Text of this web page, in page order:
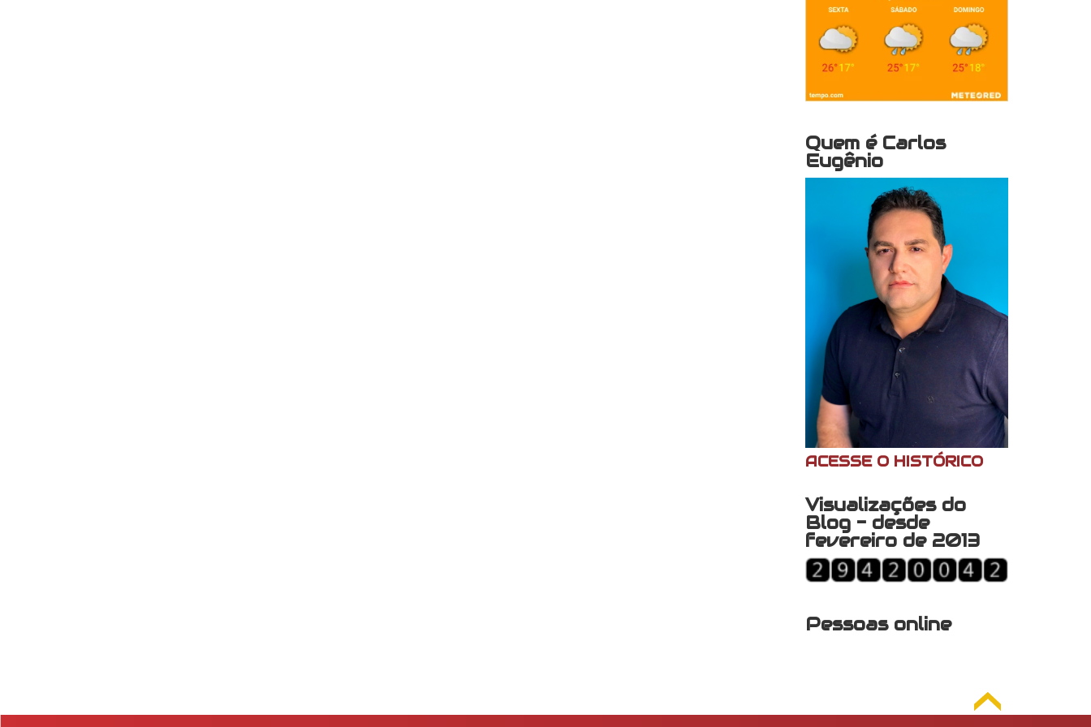
Quem é Carlos
Eugênio
ACESSE O HISTÓRICO
Visualizações do
Blog - desde
fevereiro de 2013
Pessoas online